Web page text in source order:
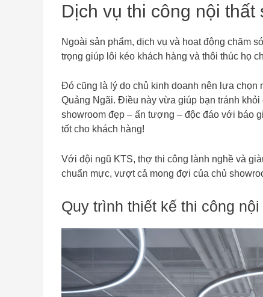
Dịch vụ thi công nội
Ngoài sản phẩm, dịch vụ và hoạt động chăm
trọng giúp lôi kéo khách hàng và thôi thúc họ
Đó cũng là lý do chủ kinh doanh nên lựa chọn
Quảng Ngãi. Điều này vừa giúp bạn tránh
showroom đẹp – ấn tượng – độc đáo với báo
tốt cho khách hàng!
Với đội ngũ KTS, thợ thi công lành nghề và
chuẩn mực, vượt cả mong đợi của chủ
Quy trình thiết kế thi công